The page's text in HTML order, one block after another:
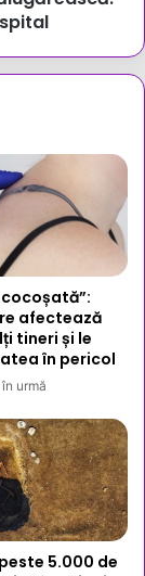
afectează
tineri și le
în pericol
urmă
5.000 de